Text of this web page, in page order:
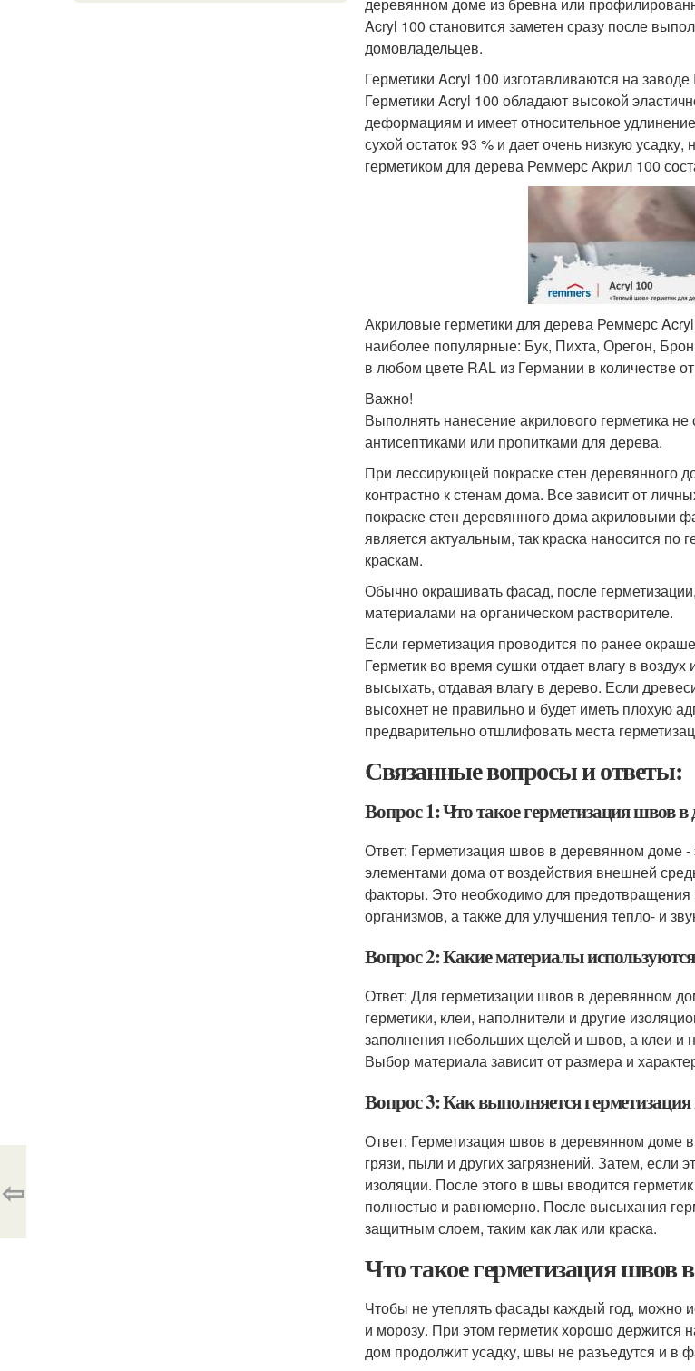
Acryl 100 становится заметен сразу после
домовладельцев.
Герметики Acryl 100 изготавливаются на
Герметики Acryl 100 обладают высокой
деформациям и имеет относительное
сухой остаток 93 % и дает очень низкую
герметиком для дерева Реммерс Акрил 100
Акриловые герметики для дерева Реммерс
наиболее популярные: Бук, Пихта, Орегон,
в любом цвете RAL из Германии в количестве
Важно!
Выполнять нанесение акрилового герметика
антисептиками или пропитками для дерева.
При лессирующей покраске стен деревянного
контрастно к стенам дома. Все зависит от
покраске стен деревянного дома акриловыми
является актуальным, так краска наносится по
краскам.
Обычно окрашивать фасад, после
материалами на органическом растворителе.
Если герметизация проводится по ранее
Герметик во время сушки отдает влагу в
высыхать, отдавая влагу в дерево. Если
высохнет не правильно и будет иметь плохую
предварительно отшлифовать места
Связанные вопросы и ответы:
Вопрос 1: Что такое герметизация швов
Ответ: Герметизация швов в деревянном доме
элементами дома от воздействия внешней
факторы. Это необходимо для
организмов, а также для улучшения тепло- и
Вопрос 2: Какие материалы
Ответ: Для герметизации швов в деревянном
герметики, клеи, наполнители и другие
заполнения небольших щелей и швов, а клеи и
Выбор материала зависит от размера и
Вопрос 3: Как выполняется
Ответ: Герметизация швов в деревянном
грязи, пыли и других загрязнений. Затем,
изоляции. После этого в швы вводится
полностью и равномерно. После высыхания
защитным слоем, таким как лак или краска.
Что такое герметизация швов
Чтобы не утеплять фасады каждый год, можно
и морозу. При этом герметик хорошо держится
дом продолжит усадку, швы не разъедутся и в
⇦